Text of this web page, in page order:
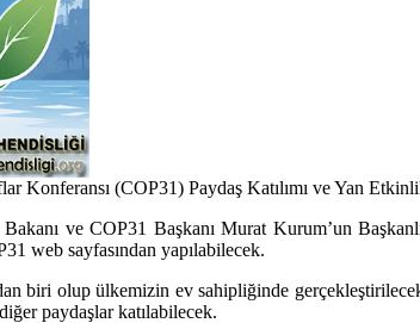
(COP31) Paydaş Katılımı ve Yan
ve COP31 Başkanı Murat Kurum’un
web sayfasından yapılabilecek.
biri olup ülkemizin ev sahipliğinde
paydaşlar katılabilecek.